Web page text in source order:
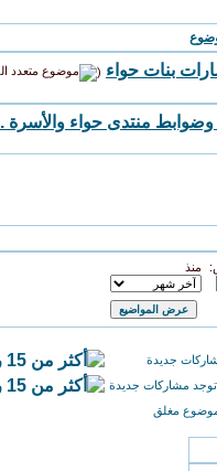
بنات حواء (
وضوابط منتدى حواء والأسرة .
منذ
جديدة
توجد مشاركات جديدة
مغلق